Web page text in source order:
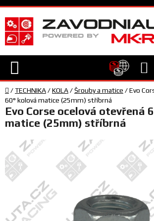
Přejít
na
obsah
TECHNIKA
VYBAVENÍ
JEZDEC
TÝM
SERVIS
Domů
/TECHNIKA/KOLA/Šrouby a matice /Evo
60° kolová matice (25mm) stříbrná
Evo Corse ocelová otevřená
matice (25mm) stříbrná